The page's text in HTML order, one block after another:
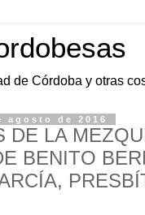
de Córdoba y otras
agosto de 2016
DE LA
BENITO